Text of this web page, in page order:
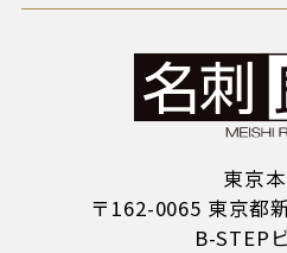
東京
〒162-0065 東京都
B-STEP